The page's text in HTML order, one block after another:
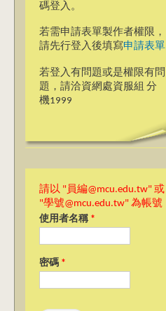
碼登入。
若需申請表單製作者權限，
請先行登入後填寫申請表單
若登入有問題或是權限有問
題，請洽資網處資服組 分
機1999
請以 "員編@mcu.edu.tw" 或
"學號@mcu.edu.tw" 為帳號
使用者名稱 *
密碼 *